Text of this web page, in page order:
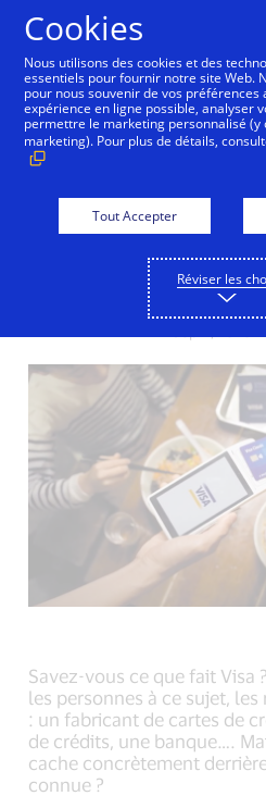
ABOUT
Share
the
blog
on
link,
open
new
Savez-vous ce que fait Visa
les personnes à ce sujet,
: un fabricant de cartes de
de crédits, une banque….
cache concrètement
connue ?
Cookies
Nous utilisons des cookies et des
essentiels pour fournir notre site Web.
pour nous souvenir de vos
expérience en ligne possible, analyser
permettre le marketing personnalisé
marketing). Pour plus de détails,
Tout Accepter
Réviser les